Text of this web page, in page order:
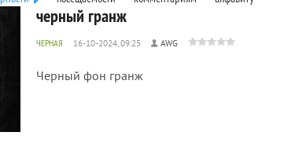
черный гранж
ЧЕРНАЯ 16-10-2024, 09:25 AWG
Черный фон гранж